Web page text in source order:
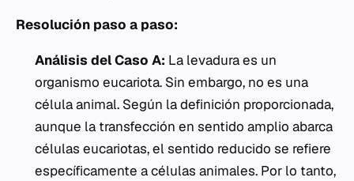
Resolución paso a paso:
Análisis del Caso A: La levadura es un
organismo eucariota. Sin embargo, no es una
célula animal. Según la definición proporcionada,
aunque la transfección en sentido amplio abarca
células eucariotas, el sentido reducido se refiere
específicamente a células animales. Por lo tanto,